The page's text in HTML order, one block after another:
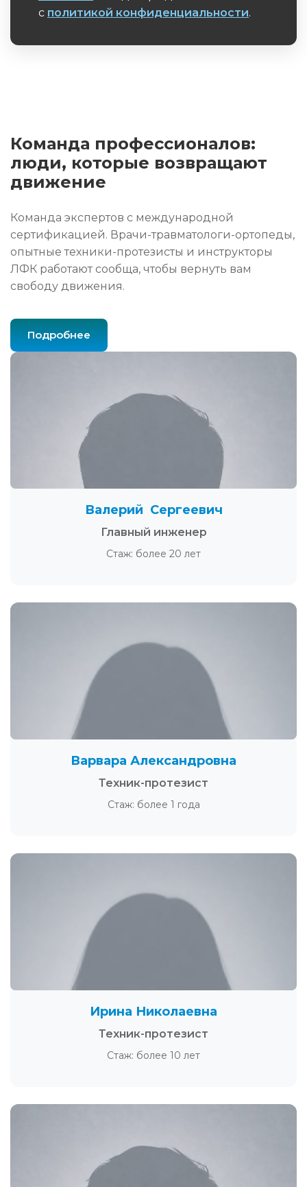
с политикой конфиденциальности.
Команда профессионалов:
люди, которые возвращают
движение
Команда экспертов с международной
сертификацией. Врачи-травматологи-ортопеды,
опытные техники-протезисты и инструкторы
ЛФК работают сообща, чтобы вернуть вам
свободу движения.
Подробнее
Валерий Сергеевич
Главный инженер
Стаж: более 20 лет
Варвара Александровна
Техник-протезист
Стаж: более 1 года
Ирина Николаевна
Техник-протезист
Стаж: более 10 лет